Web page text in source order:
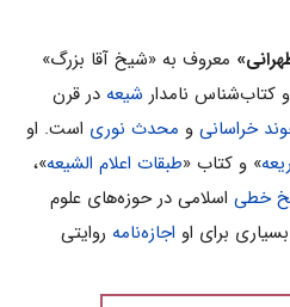
معروف به «شیخ آقا بزرگ»
کتاب‌شناس نامدار شیعه در قرن
خراسانی و محدث نوری است. او
» و کتاب «طبقات اعلام الشیعه»،
خطی اسلامی در حوزه‌های علوم
برای او اجازه‌نامه روایتی